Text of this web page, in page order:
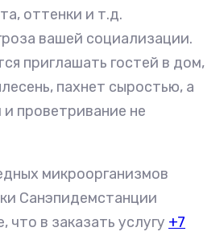
оттенки и т.д.
вашей социализации.
приглашать гостей в дом,
пахнет сыростью, а
проветривание не
микроорганизмов
Санэпидемстанции
что в заказать услугу +7